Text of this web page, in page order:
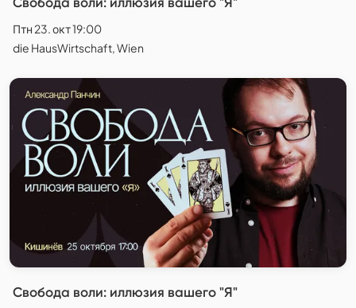
Птн 23. окт 19:00
die HausWirtschaft, Wien
Свобода воли: иллюзия вашего "Я"